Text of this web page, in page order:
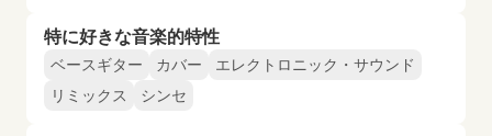
特に好きな音楽的特性
ベースギター カバー
エレクトロニック・サウンド
リミックス
シンセ